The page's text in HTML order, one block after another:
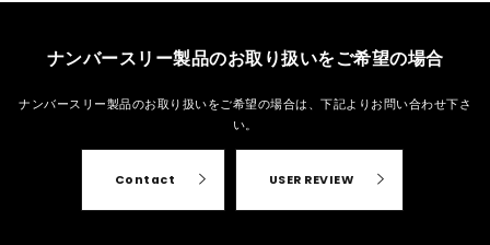
ナンバースリー製品のお取り扱いをご希望の場合
ナンバースリー製品のお取り扱いをご希望の場合は、 下記よりお問い合わせ下さ
い。
Contact USER REVIEW